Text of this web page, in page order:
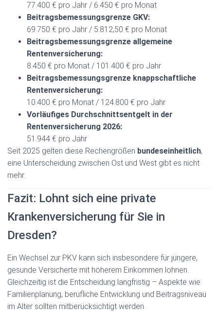
77.400 € pro Jahr / 6.450 € pro Monat
Beitragsbemessungsgrenze GKV:
69.750 € pro Jahr / 5.812,50 € pro Monat
Beitragsbemessungsgrenze allgemeine
Rentenversicherung:
8.450 € pro Monat / 101.400 € pro Jahr
Beitragsbemessungsgrenze knappschaftliche
Rentenversicherung:
10.400 € pro Monat / 124.800 € pro Jahr
Vorläufiges Durchschnittsentgelt in der
Rentenversicherung 2026:
51.944 € pro Jahr
Seit 2025 gelten diese Rechengrößen bundeseinheitlich,
eine Unterscheidung zwischen Ost und West gibt es nicht
mehr.
Fazit: Lohnt sich eine private
Krankenversicherung für Sie in
Dresden?
Ein Wechsel zur PKV kann sich insbesondere für jüngere,
gesunde Versicherte mit höherem Einkommen lohnen.
Gleichzeitig ist die Entscheidung langfristig – Aspekte wie
Familienplanung, berufliche Entwicklung und Beitragsniveau
im Alter sollten mitberücksichtigt werden.